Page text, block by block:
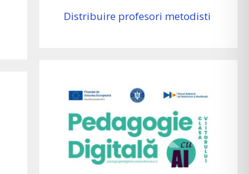
Distribuire profesori metodisti